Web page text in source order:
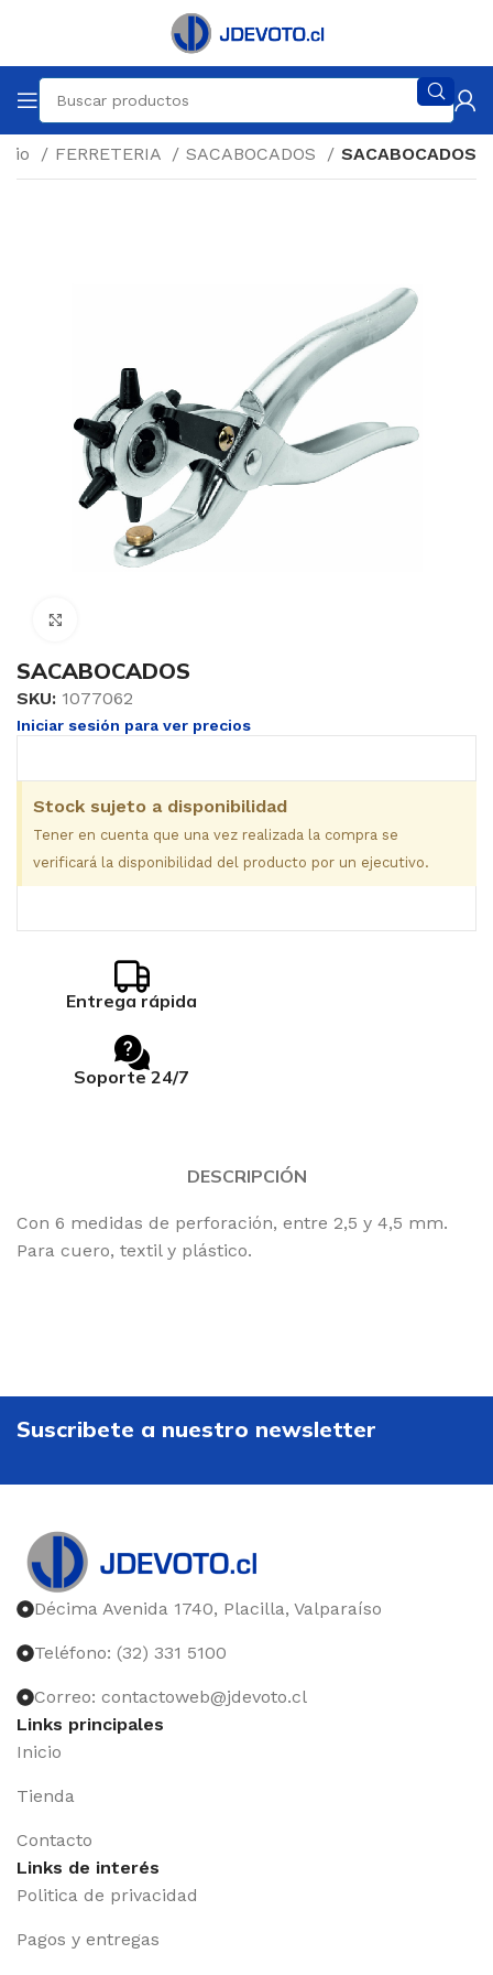
FERRETERIA SACABOCADOS SACABOCADOS
SACABOCADOS
SKU: 1077062
Iniciar sesión para ver precios
Stock sujeto a disponibilidad
Tener en cuenta que una vez realizada la compra se
verificará la disponibilidad del producto por un ejecutivo.
Entrega rápida
Soporte 24/7
DESCRIPCIÓN
Con 6 medidas de perforación, entre 2,5 y 4,5 mm.
Para cuero, textil y plástico.
Suscribete a nuestro newsletter
Décima Avenida 1740, Placilla, Valparaíso
Teléfono: (32) 331 5100
Correo: contactoweb@jdevoto.cl
Links principales
Inicio
Tienda
Contacto
Links de interés
Politica de privacidad
Pagos y entregas